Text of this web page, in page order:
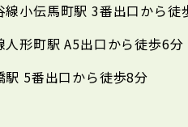
線小伝馬町駅3番出口から徒
人形町駅A5出口から徒歩6分
駅 5番出口から徒歩8分